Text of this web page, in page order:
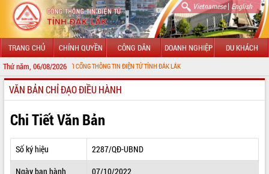
Vietnamese| English
TRANG CHỦ CHÍNH QUYỀN CÔNG DÂN DOANH NGHIỆP DU KHÁCH
Thứ năm, 06/08/2026
ĐẾN VỚI CỔNG THÔNG TIN ĐIỆN TỬ TỈNH ĐẮK LẮK
GIỚI THIỆU
LÃNH ĐẠO UBND TỈNH
TIN TỨC SỰ KIỆN
SỞ, BAN, NGÀNH
VĂN BẢN CHỈ ĐẠO ĐIỀU HÀNH
Chi Tiết Văn Bản
Số ký hiệu
2287/QĐ-UBND
Ngày ban hành
07/10/2022